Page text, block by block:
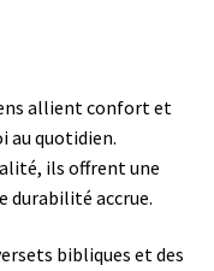
allient confort et
au quotidien.
ils offrent une
durabilité accrue.
bibliques et des